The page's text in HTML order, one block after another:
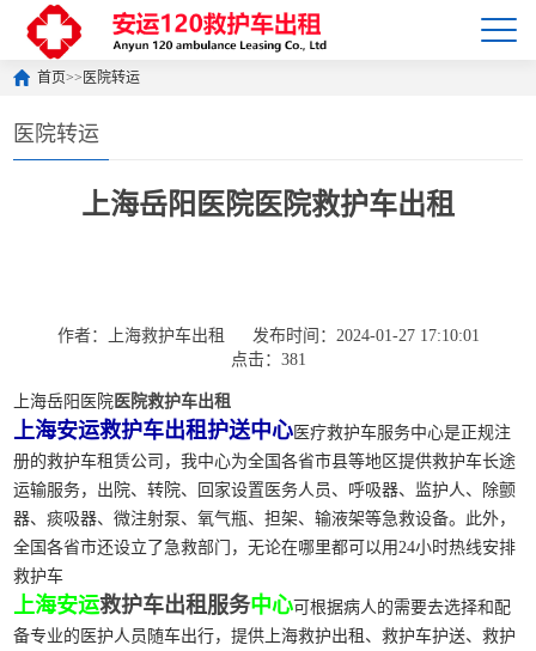
首页>> 医院转运
医院转运
上海岳阳医院医院救护车出租
作者：上海救护车出租
发布时间：2024-01-27 17:10:01
点击：381
上海岳阳医院 医院救护车出租
上海安运救护车出租护送中心 医疗救护车服务中心是正规注
册的救护车租赁公司，我中心为全国各省市县等地区提供救护车长途
运输服务，出院、转院、回家设置医务人员、呼吸器、监护人、除颤
器、痰吸器、微注射泵、氧气瓶、担架、输液架等急救设备。此外，
全国各省市还设立了急救部门，无论在哪里都可以用24小时热线安排
救护车
上海安运救护车出租服务中心可根据病人的需要去选择和配
备专业的医护人员随车出行，提供上海救护出租、救护车护送、救护